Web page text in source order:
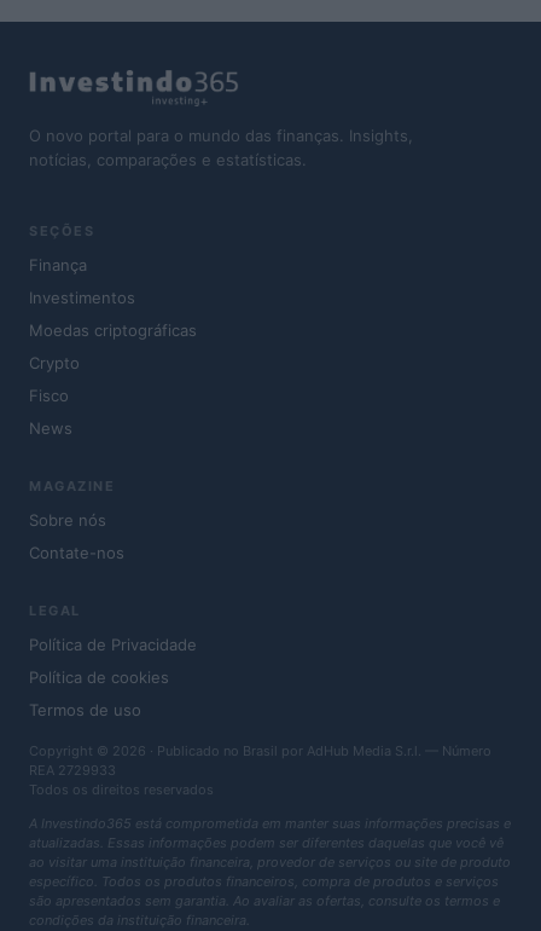
O novo portal para o mundo das finanças. Insights,
notícias, comparações e estatísticas.
SEÇÕES
Finança
Investimentos
Moedas criptográficas
Crypto
Fisco
News
MAGAZINE
Sobre nós
Contate-nos
LEGAL
Política de Privacidade
Política de cookies
Termos de uso
Copyright © 2026 · Publicado no Brasil por AdHub Media S.r.l. — Número
REA 2729933
Todos os direitos reservados
A Investindo365 está comprometida em manter suas informações precisas e
atualizadas. Essas informações podem ser diferentes daquelas que você vê
ao visitar uma instituição financeira, provedor de serviços ou site de produto
específico. Todos os produtos financeiros, compra de produtos e serviços
são apresentados sem garantia. Ao avaliar as ofertas, consulte os termos e
condições da instituição financeira.